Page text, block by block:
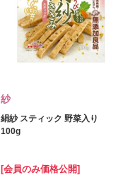
紗
絹紗 スティック 野菜入り
100g
[会員のみ価格公開]